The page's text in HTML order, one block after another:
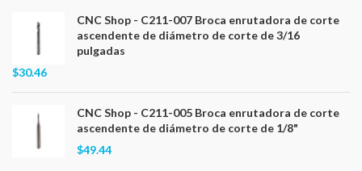
CNC Shop - C211-007 Broca enrutadora de corte
ascendente de diámetro de corte de 3/16
pulgadas
$30.46
CNC Shop - C211-005 Broca enrutadora de corte
ascendente de diámetro de corte de 1/8"
$49.44